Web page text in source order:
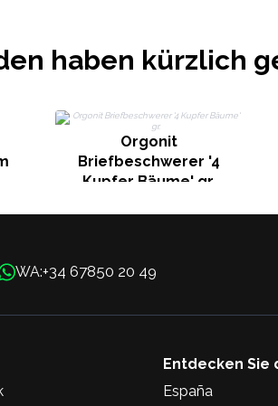
haben kürzlich
Orgonit
Briefbeschwerer '4
Kupfer Bäume' gr.
WA:+34 67850 20 49
Entdecken Sie
España